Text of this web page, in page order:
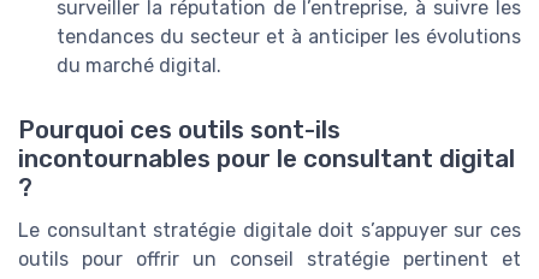
surveiller la réputation de l’entreprise, à suivre les
tendances du secteur et à anticiper les évolutions
du marché digital.
Pourquoi ces outils sont-ils
incontournables pour le consultant digital
?
Le consultant stratégie digitale doit s’appuyer sur ces
outils pour offrir un conseil stratégie pertinent et